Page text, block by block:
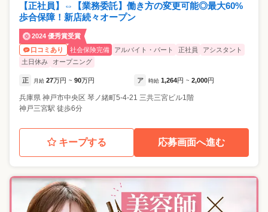
【正社員】⇔【業務委託】働き方の変更可能◎最大60%
歩合保障！新店続々オープン
2024 優秀賞受賞
口コミあり
社会保険完備 アルバイト・パート 正社員
アシスタント
土日休み
オープニング
正 月給 27万円 ~ 90万円 ア 時給 1,264円 ~ 2,000円
兵庫県 神戸市中央区 琴ノ緒町5-4-21 三共三宮ビル1階
神戸三宮駅 徒歩6分
キープする 応募画面へ進む